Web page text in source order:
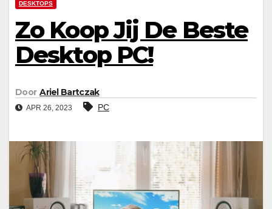
DESKTOPS
Zo Koop Jij De Beste
Desktop PC!
Door Ariel Bartczak
APR 26, 2023 PC